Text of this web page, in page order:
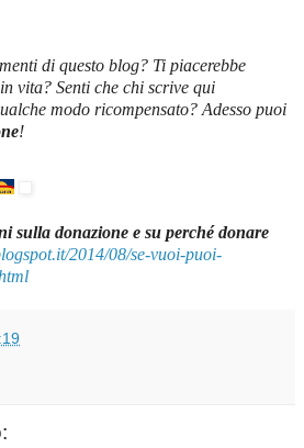
di questo blog? Ti piacerebbe
vita? Senti che chi scrive qui
modo ricompensato? Adesso puoi
!
sulla donazione e su perché donare
2014/08/se-vuoi-puoi-